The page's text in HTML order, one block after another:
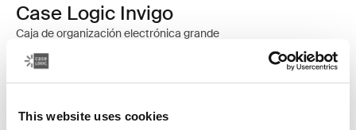
This website uses cookies
Case Logic Invigo
Caja de organización electrónica grande
Case Logic Invigo electronic case large Negro (selected)